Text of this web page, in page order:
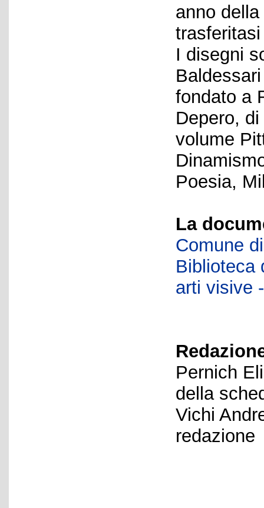
anno
I disegni
fondato a
Depero,
volume
Poesia,
La
Comune
Biblioteca
arti visive
Pernich
della
Vichi
redazione